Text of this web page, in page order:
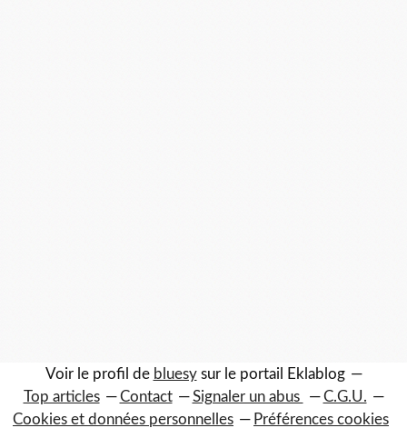
Voir le profil de bluesysur le portail Eklablog
Top articles
Contact Signaler un abus
C.G.U.
Cookies et données personnelles
Préférences cookies